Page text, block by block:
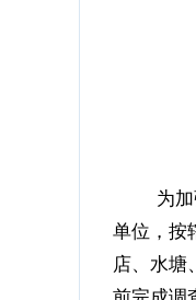
为加强
单位，按
店、水塘